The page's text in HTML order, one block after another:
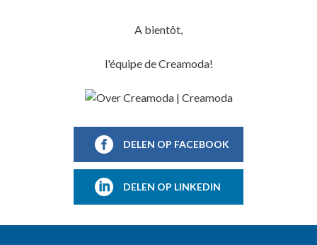
A bientôt,
l'équipe de Creamoda!
DELEN OP FACEBOOK
DELEN OP LINKEDIN